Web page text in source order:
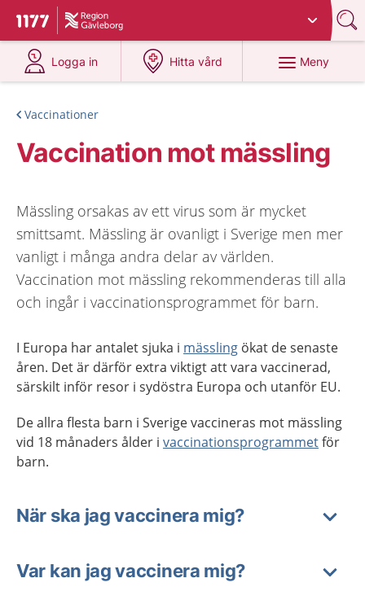
Till startsidan för 1177
Du har valt region
Logga in
på 1177.se
Hitta vård
på 1177.se
Meny
Vaccinationer
Vaccination mot mässling
Mässling orsakas av ett virus som är mycket
smittsamt. Mässling är ovanligt i Sverige men mer
vanligt i många andra delar av världen.
Vaccination mot mässling rekommenderas till alla
och ingår i vaccinationsprogrammet för barn.
I Europa har antalet sjuka i mässling ökat de senaste
åren. Det är därför extra viktigt att vara vaccinerad,
särskilt inför resor i sydöstra Europa och utanför EU.
De allra flesta barn i Sverige vaccineras mot mässling
vid 18 månaders ålder i vaccinationsprogrammetför
barn.
När ska jag vaccinera mig?
Var kan jag vaccinera mig?